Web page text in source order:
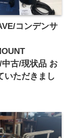
コンデンサ
中古/現状品 お
いただきまし